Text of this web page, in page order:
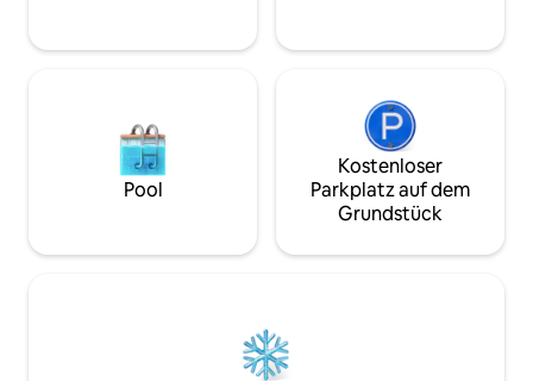
Feuerstellen ein Feuer macht. So
Pool
Kostenloser
Parkplatz auf dem
Grundstück